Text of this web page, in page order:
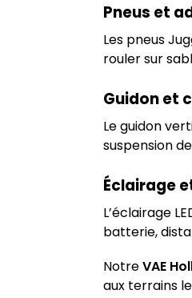
Pneus et
Les pneus
rouler sur
Guidon et
Le guidon
suspension
Éclairage
L’éclairage
batterie,
NotreVAE
aux terrains